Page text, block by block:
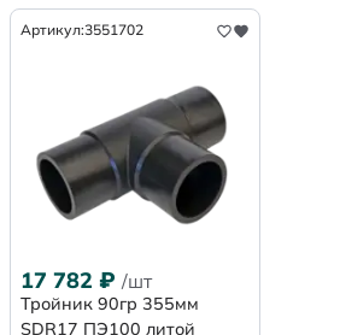
Артикул:3551702
17 782 ₽ /шт
Тройник 90гр 355мм
SDR17 ПЭ100 литой